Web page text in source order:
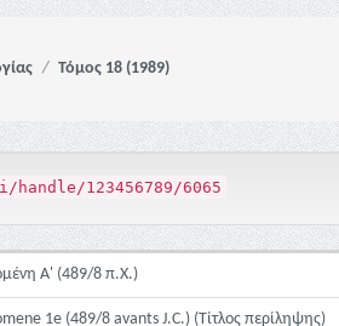
Τόμος 18 (1989)
123456789/6065
Α' (489/8 π.Χ.)
1e (489/8 avants J.C.) (Τίτλος περίληψης)